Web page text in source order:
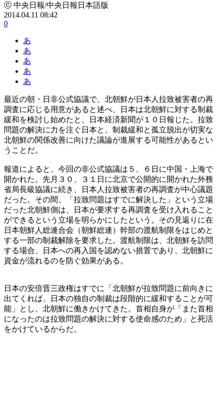
ⓒ 中央日報/中央日報日本語版
2014.04.11 08:42
0
あ
あ
あ
あ
あ
最近の朝・日非公式協議で、北朝鮮が日本人拉致被害者の再
調査に応じる用意があると述べ、日本は北朝鮮に対する制裁
緩和を検討し始めたと、日本経済新聞が１０日報じた。拉致
問題の解決に力を注ぐ日本と、制裁緩和と孤立脱出が切実な
北朝鮮の関係改善に向けた議論が進展する可能性があるとい
うことだ。
報道によると、今回の非公式協議は５、６日に中国・上海で
開かれた。先月３０、３１日に北京で公開的に開かれた外務
省局長級協議に続き、日本人拉致被害者の再調査が中心議題
だった。その間、「拉致問題はすでに解決した」という立場
だった北朝鮮側は、日本が要求する再調査を受け入れること
ができるという立場を明らかにしたという。その見返りに在
日本朝鮮人総連合会（朝鮮総連）幹部の渡航制限をはじめと
する一部の制裁解除を要求した。渡航制限は、北朝鮮を訪問
する場合、日本への再入国を認めない措置であり、北朝鮮に
資金が流れるのを防ぐ効果がある。
日本の安倍晋三政権はすでに「北朝鮮が拉致問題に前向きに
出てくれば、日本の独自の制裁は段階的に緩和することが可
能」とし、北朝鮮に働きかけてきた。首相自身が「また首相
になったのは拉致問題の解決に対する使命感のため」と死活
をかけているからだ。